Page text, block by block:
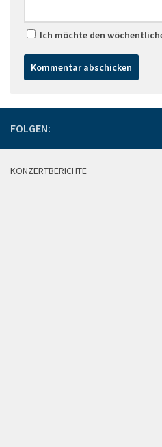
Ich möchte den
FOLGEN:
KONZERTBERICHTE